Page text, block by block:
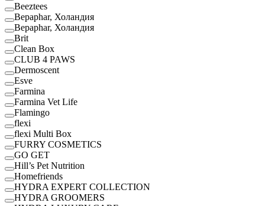
Beeztees
Bepaphar, Холандия
Bepaphar, Холандия
Brit
Clean Box
CLUB 4 PAWS
Dermoscent
Esve
Farmina
Farmina Vet Life
Flamingo
flexi
flexi Multi Box
FURRY COSMETICS
GO GET
Hill’s Pet Nutrition
Homefriends
HYDRA EXPERT COLLECTION
HYDRA GROOMERS